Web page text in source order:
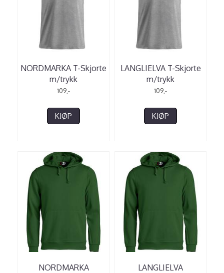
NORDMARKA T-Skjorte
m/trykk
109,-
KJØP
LANGLIELVA T-Skjorte
m/trykk
109,-
KJØP
NORDMARKA
LANGLIELVA